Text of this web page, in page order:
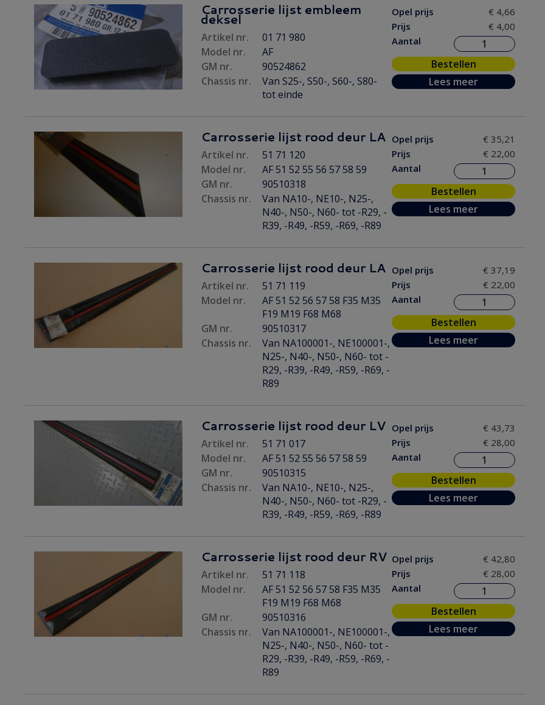
Carrosserie lijst embleem
deksel
Artikel nr.
01 71 980
Model nr.
AF
GM nr.
90524862
Chassis nr.
Van S25-, S50-, S60-, S80-
tot einde
Opel prijs
€ 4,66
Prijs
€ 4,00
Aantal
Bestellen
Lees meer
Carrosserie lijst rood deur LA
Artikel nr.
51 71 120
Model nr.
AF 51 52 55 56 57 58 59
GM nr.
90510318
Chassis nr.
Van NA10-, NE10-, N25-,
N40-, N50-, N60- tot -R29, -
R39, -R49, -R59, -R69, -R89
Opel prijs
€ 35,21
Prijs
€ 22,00
Aantal
Bestellen
Lees meer
Carrosserie lijst rood deur LA
Artikel nr.
51 71 119
Model nr.
AF 51 52 56 57 58 F35 M35
F19 M19 F68 M68
GM nr.
90510317
Chassis nr.
Van NA100001-, NE100001-,
N25-, N40-, N50-, N60- tot -
R29, -R39, -R49, -R59, -R69, -
R89
Opel prijs
€ 37,19
Prijs
€ 22,00
Aantal
Bestellen
Lees meer
Carrosserie lijst rood deur LV
Artikel nr.
51 71 017
Model nr.
AF 51 52 55 56 57 58 59
GM nr.
90510315
Chassis nr.
Van NA10-, NE10-, N25-,
N40-, N50-, N60- tot -R29, -
R39, -R49, -R59, -R69, -R89
Opel prijs
€ 43,73
Prijs
€ 28,00
Aantal
Bestellen
Lees meer
Carrosserie lijst rood deur RV
Artikel nr.
51 71 118
Model nr.
AF 51 52 56 57 58 F35 M35
F19 M19 F68 M68
GM nr.
90510316
Chassis nr.
Van NA100001-, NE100001-,
N25-, N40-, N50-, N60- tot -
R29, -R39, -R49, -R59, -R69, -
R89
Opel prijs
€ 42,80
Prijs
€ 28,00
Aantal
Bestellen
Lees meer